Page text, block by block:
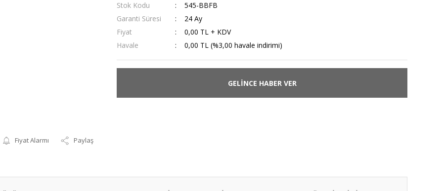
Fiyat Alarmı Paylaş
Stok Kodu
545-BBFB
Garanti Süresi
24 Ay
Fiyat
0,00 TL + KDV
Havale
0,00 TL (%3,00 havale indirimi)
GELİNCE HABER VER